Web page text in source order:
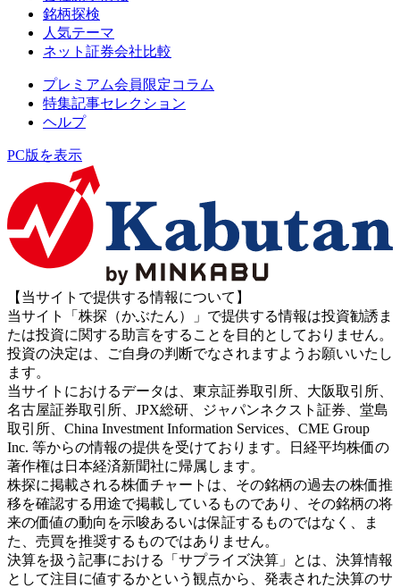
銘柄探検
人気テーマ
ネット証券会社比較
プレミアム会員限定コラム
特集記事セレクション
ヘルプ
PC版を表示
【当サイトで提供する情報について】
当サイト「株探（かぶたん）」で提供する情報は投資勧誘ま
たは投資に関する助言をすることを目的としておりません。
投資の決定は、ご自身の判断でなされますようお願いいたし
ます。
当サイトにおけるデータは、東京証券取引所、大阪取引所、
名古屋証券取引所、JPX総研、ジャパンネクスト証券、堂島
取引所、China Investment Information Services、CME Group
Inc. 等からの情報の提供を受けております。日経平均株価の
著作権は日本経済新聞社に帰属します。
株探に掲載される株価チャートは、その銘柄の過去の株価推
移を確認する用途で掲載しているものであり、その銘柄の将
来の価値の動向を示唆あるいは保証するものではなく、ま
た、売買を推奨するものではありません。
決算を扱う記事における「サプライズ決算」とは、決算情報
として注目に値するかという観点から、発表された決算のサ